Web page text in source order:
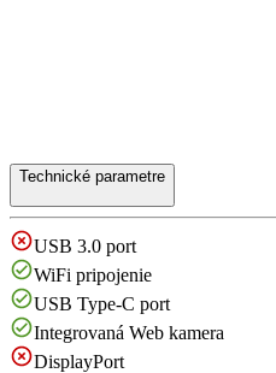
Technické parametre
USB 3.0 port
WiFi pripojenie
USB Type-C port
Integrovaná Web kamera
DisplayPort